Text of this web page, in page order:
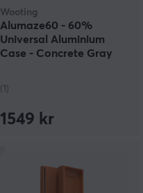
Wooting
Alumaze60 - 60%
Universal Aluminium
Case - Concrete Gray
(1)
1549 kr